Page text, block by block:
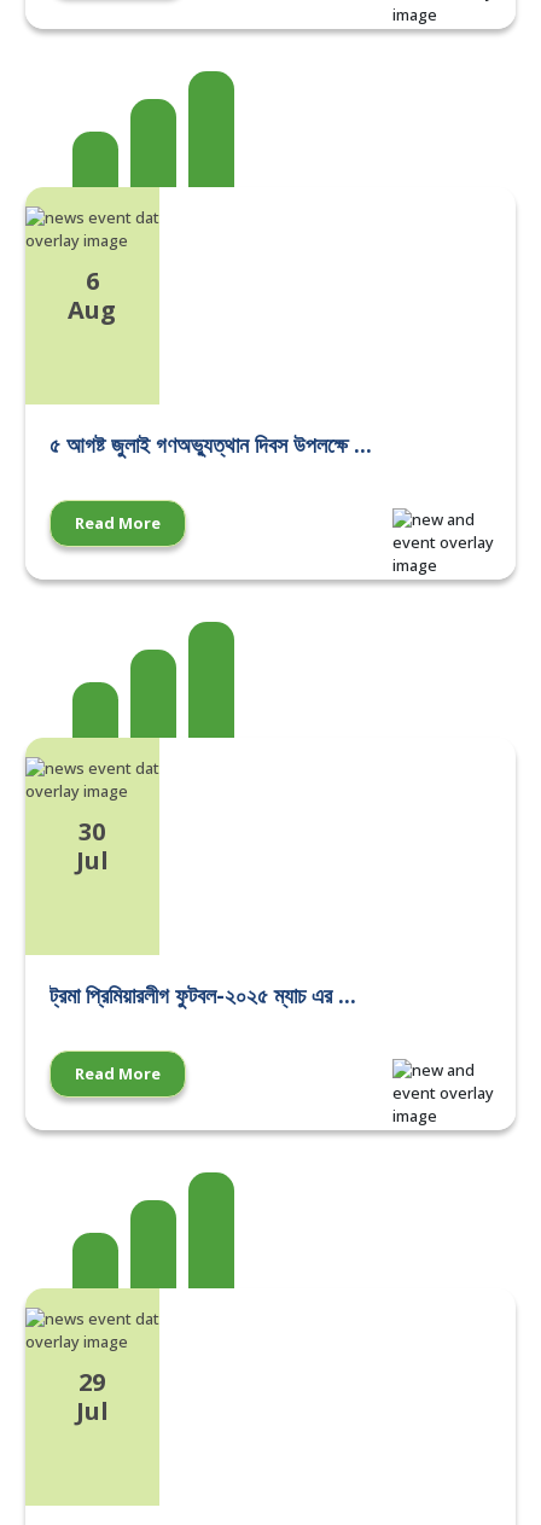
6
Aug
৫ আগষ্ট জুলাই গণঅভ্যুত্থান দিবস উপলক্ষে ...
Read More
30
Jul
ট্রমা প্রিমিয়ারলীগ ফুটবল-২০২৫ ম্যাচ এর ...
Read More
29
Jul